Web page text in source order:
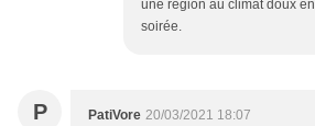
une région au climat doux
soirée.
P PatiVore 20/03/2021 18:07